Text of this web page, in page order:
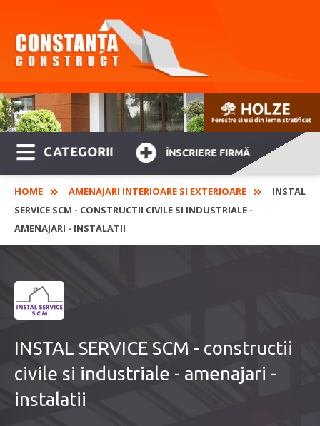
CATEGORII ÎNSCRIERE FIRMĂ
HOME AMENAJARI INTERIOARE SI EXTERIOARE
INSTAL
SERVICE SCM - CONSTRUCTII CIVILE SI INDUSTRIALE -
AMENAJARI - INSTALATII
INSTAL SERVICE SCM - constructii
civile si industriale - amenajari -
instalatii